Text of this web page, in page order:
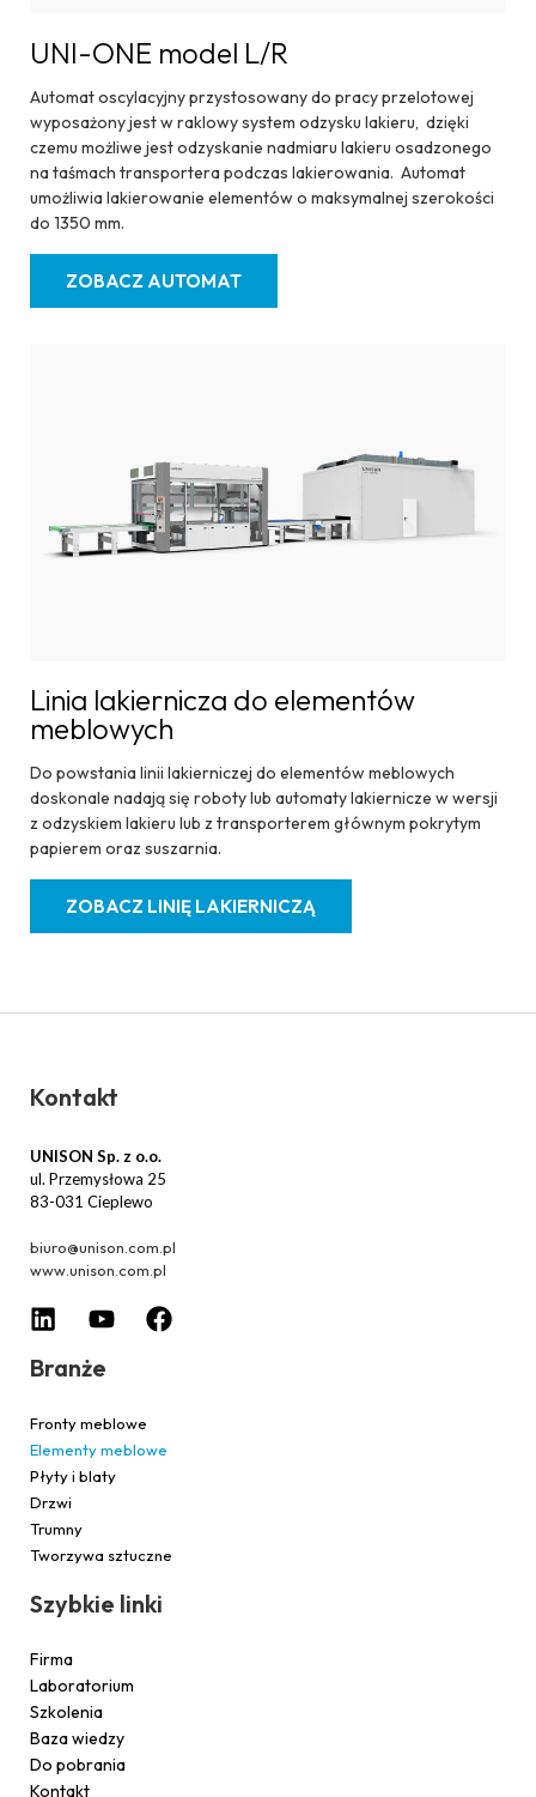
UNI-ONE model L/R
Automat oscylacyjny przystosowany do pracy przelotowej
wyposażony jest w raklowy system odzysku lakieru, dzięki
czemu możliwe jest odzyskanie nadmiaru lakieru osadzonego
na taśmach transportera podczas lakierowania. Automat
umożliwia lakierowanie elementów o maksymalnej szerokości
do 1350 mm.
ZOBACZ AUTOMAT
Linia lakiernicza do elementów
meblowych
Do powstania linii lakierniczej do elementów meblowych
doskonale nadają się roboty lub automaty lakiernicze w wersji
z odzyskiem lakieru lub z transporterem głównym pokrytym
papierem oraz suszarnia.
ZOBACZ LINIĘ LAKIERNICZĄ
Kontakt
UNISON Sp. z o.o.
ul. Przemysłowa 25
83-031 Cieplewo
biuro@unison.com.pl
www.unison.com.pl
Branże
Fronty meblowe
Elementy meblowe
Płyty i blaty
Drzwi
Trumny
Tworzywa sztuczne
Szybkie linki
Firma
Laboratorium
Szkolenia
Baza wiedzy
Do pobrania
Kontakt